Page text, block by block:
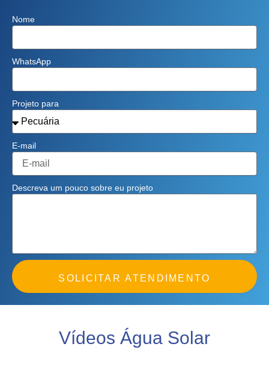
Nome
WhatsApp
Projeto para
E-mail
Descreva um pouco sobre eu projeto
SOLICITAR ATENDIMENTO
Vídeos Água Solar